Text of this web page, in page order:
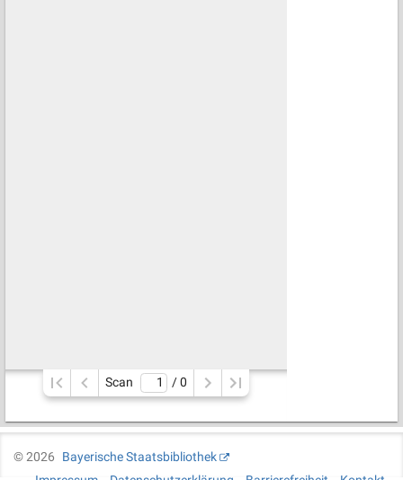
Scan / 0
©2026
Bayerische Staatsbibliothek